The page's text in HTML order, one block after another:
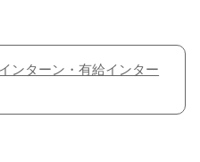
ンターン・有給インター